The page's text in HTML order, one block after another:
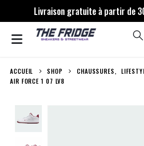
Livraison gratuite à partir de
ACCUEIL SHOP CHAUSSURES,
AIR FORCE 1 07 LV8